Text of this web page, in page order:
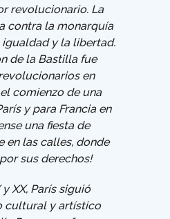
revolucionario. La
contra la monarquía
y la libertad.
de la Bastilla fue
en
comienzo de una
y para Francia en
una fiesta de
en las calles, donde
sus derechos!
XX, París siguió
cultural y artístico